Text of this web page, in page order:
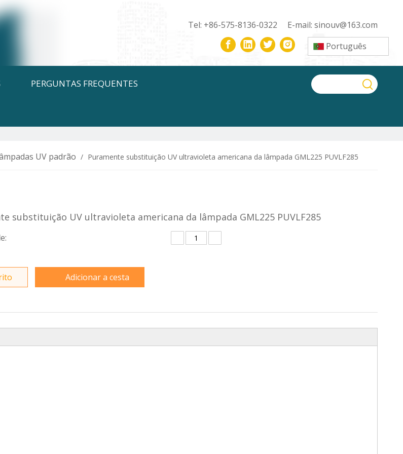
Tel: +86-575-8136-0322 E-mail: sinouv@163.com
Português
PERGUNTAS FREQUENTES
UV padrão / Puramente substituição UV ultravioleta americana da lâmpada GML225 PUVLF285
substituição UV ultravioleta americana da lâmpada GML225 PUVLF285
Adicionar a cesta